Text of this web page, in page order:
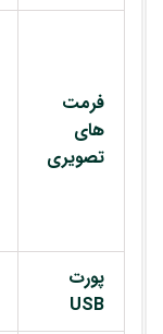
فرمت
های
تصویری
پورت
USB